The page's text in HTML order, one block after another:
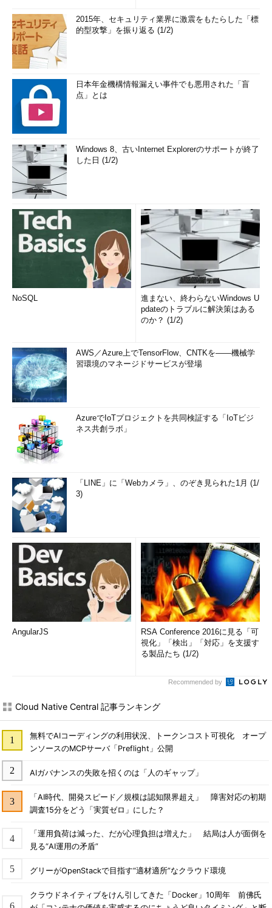
2015年、セキュリティ業界に激震をもたらした「標
的型攻撃」を振り返る (1/2)
日本年金機構情報漏えい事件でも悪用された「盲
点」とは
Windows 8、古いInternet Explorerのサポートが終了
した日 (1/2)
NoSQL
進まない、終わらないWindows U
pdateのトラブルに解決策はある
のか？ (1/2)
AWS／Azure上でTensorFlow、CNTKを――機械学
習環境のマネージドサービスが登場
AzureでIoTプロジェクトを共同検証する「IoTビジ
ネス共創ラボ」
「LINE」に「Webカメラ」、のぞき見られた1月 (1/
3)
AngularJS
RSA Conference 2016に見る「可
視化」「検出」「対応」を支援す
る製品たち (1/2)
Recommended by
Cloud Native Central 記事ランキング
無料でAIコーディングの利用状況、トークンコスト可視化 オープ
ンソースのMCPサーバ「Preflight」公開
AIガバナンスの失敗を招くのは「人のギャップ」
「AI時代、開発スピード／規模は認知限界超え」 障害対応の初期
調査15分をどう「実質ゼロ」にした？
「運用負荷は減った、だが心理負担は増えた」 結局は人が面倒を
見る“AI運用の矛盾”
グリーがOpenStackで目指す“適材適所”なクラウド環境
クラウドネイティブをけん引してきた「Docker」10周年 前佛氏